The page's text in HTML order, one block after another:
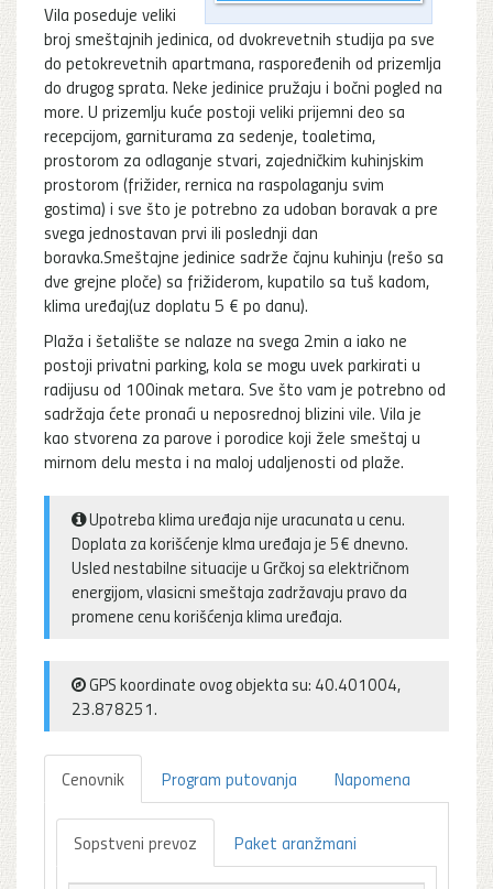
Vila poseduje veliki
broj smeštajnih jedinica, od dvokrevetnih studija pa sve
do petokrevetnih apartmana, raspoređenih od prizemlja
do drugog sprata. Neke jedinice pružaju i bočni pogled na
more. U prizemlju kuće postoji veliki prijemni deo sa
recepcijom, garniturama za sedenje, toaletima,
prostorom za odlaganje stvari, zajedničkim kuhinjskim
prostorom (frižider, rernica na raspolaganju svim
gostima) i sve što je potrebno za udoban boravak a pre
svega jednostavan prvi ili poslednji dan
boravka.Smeštajne jedinice sadrže čajnu kuhinju (rešo sa
dve grejne ploče) sa frižiderom, kupatilo sa tuš kadom,
klima uređaj(uz doplatu 5 € po danu).
Plaža i šetalište se nalaze na svega 2min a iako ne
postoji privatni parking, kola se mogu uvek parkirati u
radijusu od 100inak metara. Sve što vam je potrebno od
sadržaja ćete pronaći u neposrednoj blizini vile. Vila je
kao stvorena za parove i porodice koji žele smeštaj u
mirnom delu mesta i na maloj udaljenosti od plaže.
Upotreba klima uređaja nije uracunata u cenu.
Doplata za korišćenje klma uređaja je 5€ dnevno.
Usled nestabilne situacije u Grčkoj sa električnom
energijom, vlasicni smeštaja zadržavaju pravo da
promene cenu korišćenja klima uređaja.
GPS koordinate ovog objekta su: 40.401004,
23.878251.
Cenovnik Program putovanja Napomena
Sopstveni prevoz Paket aranžmani